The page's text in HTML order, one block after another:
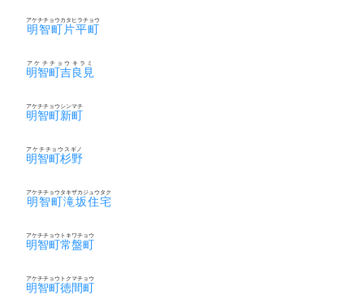
明智町片平町
アケチチョウカタヒラチョウ
明智町吉良見
アケチチョウキラミ
明智町新町
アケチチョウシンマチ
明智町杉野
アケチチョウスギノ
明智町滝坂住宅
アケチチョウタキザカジュウタク
明智町常盤町
アケチチョウトキワチョウ
明智町徳間町
アケチチョウトクマチョウ